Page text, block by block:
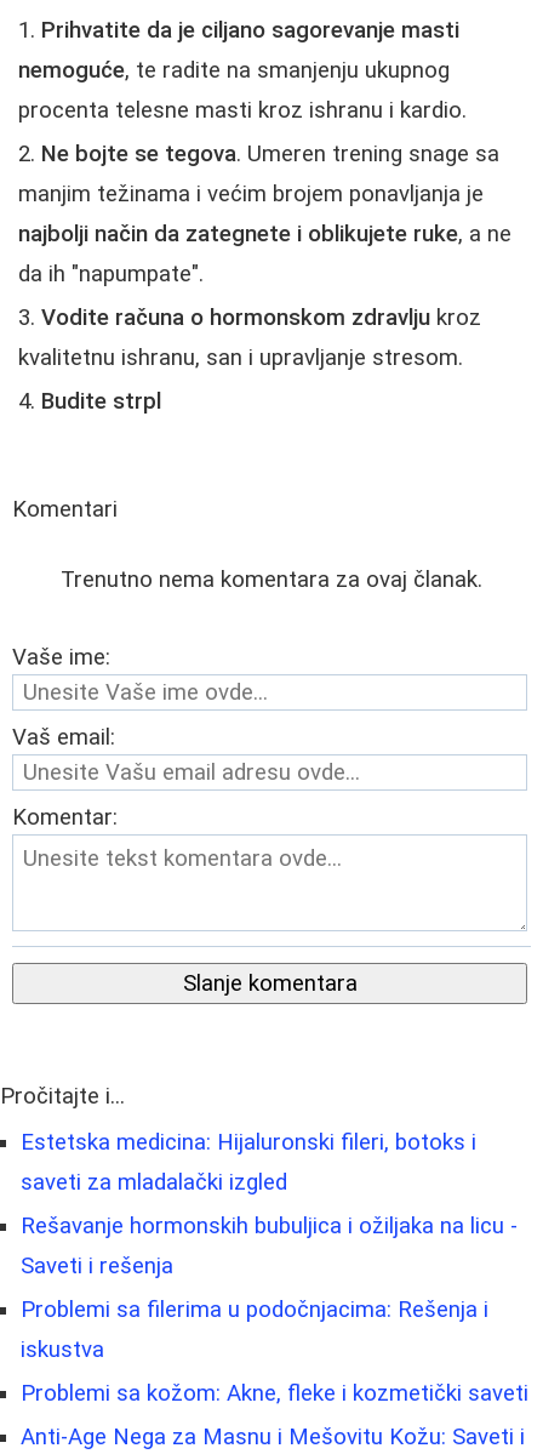
Prihvatite da je ciljano sagorevanje masti
nemoguće, te radite na smanjenju ukupnog
procenta telesne masti kroz ishranu i kardio.
Ne bojte se tegova. Umeren trening snage sa
manjim težinama i većim brojem ponavljanja je
najbolji način da zategnete i oblikujete ruke, a ne
da ih "napumpate".
Vodite računa o hormonskom zdravlju kroz
kvalitetnu ishranu, san i upravljanje stresom.
Budite strpl
Komentari
Trenutno nema komentara za ovaj članak.
Vaše ime:
Vaš email:
Komentar:
Slanje komentara
Pročitajte i...
Estetska medicina: Hijaluronski fileri, botoks i
saveti za mladalački izgled
Rešavanje hormonskih bubuljica i ožiljaka na licu -
Saveti i rešenja
Problemi sa filerima u podočnjacima: Rešenja i
iskustva
Problemi sa kožom: Akne, fleke i kozmetički saveti
Anti-Age Nega za Masnu i Mešovitu Kožu: Saveti i